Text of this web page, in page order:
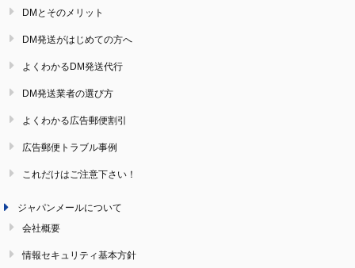
DMとそのメリット
DM発送がはじめての方へ
よくわかるDM発送代行
DM発送業者の選び方
よくわかる広告郵便割引
広告郵便トラブル事例
これだけはご注意下さい！
ジャパンメールについて
会社概要
情報セキュリティ基本方針